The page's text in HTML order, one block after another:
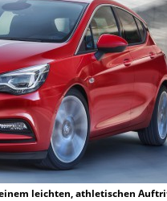
leichten, athletischen